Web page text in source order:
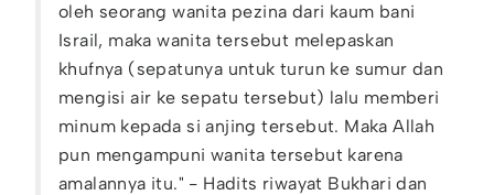
oleh seorang wanita pezina dari kaum bani
Israil, maka wanita tersebut melepaskan
khufnya (sepatunya untuk turun ke sumur dan
mengisi air ke sepatu tersebut) lalu memberi
minum kepada si anjing tersebut. Maka Allah
pun mengampuni wanita tersebut karena
amalannya itu." - Hadits riwayat Bukhari dan